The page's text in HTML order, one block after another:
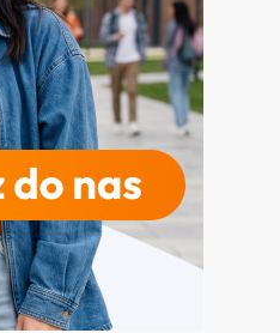
TOP STUDIA KALENDARZ